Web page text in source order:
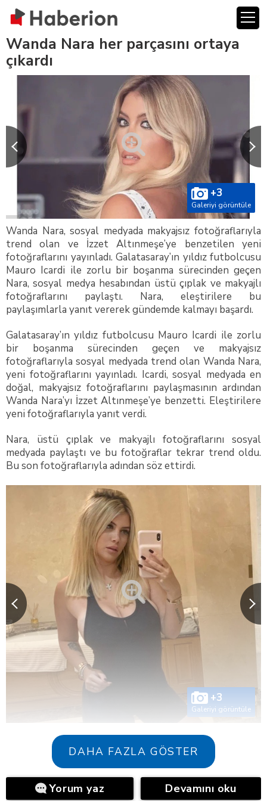
Wanda Nara her parçasını ortaya
çıkardı
+3
Galeriyi görüntüle
Wanda Nara, sosyal medyada makyajsız fotoğraflarıyla
trend olan ve İzzet Altınmeşe’ye benzetilen yeni
fotoğraflarını yayınladı. Galatasaray’ın yıldız futbolcusu
Mauro Icardi ile zorlu bir boşanma sürecinden geçen
Nara, sosyal medya hesabından üstü çıplak ve makyajlı
fotoğraflarını paylaştı. Nara, eleştirilere bu
paylaşımlarla yanıt vererek gündemde kalmayı başardı.
Galatasaray’ın yıldız futbolcusu Mauro Icardi ile zorlu
bir boşanma sürecinden geçen ve makyajsız
fotoğraflarıyla sosyal medyada trend olan Wanda Nara,
yeni fotoğraflarını yayınladı. Icardi, sosyal medyada en
doğal, makyajsız fotoğraflarını paylaşmasının ardından
Wanda Nara’yı İzzet Altınmeşe’ye benzetti. Eleştirilere
yeni fotoğraflarıyla yanıt verdi.
Nara, üstü çıplak ve makyajlı fotoğraflarını sosyal
medyada paylaştı ve bu fotoğraflar tekrar trend oldu.
Bu son fotoğraflarıyla adından söz ettirdi.
+3
Galeriyi görüntüle
DAHA FAZLA GÖSTER
Yorum yaz Devamını oku